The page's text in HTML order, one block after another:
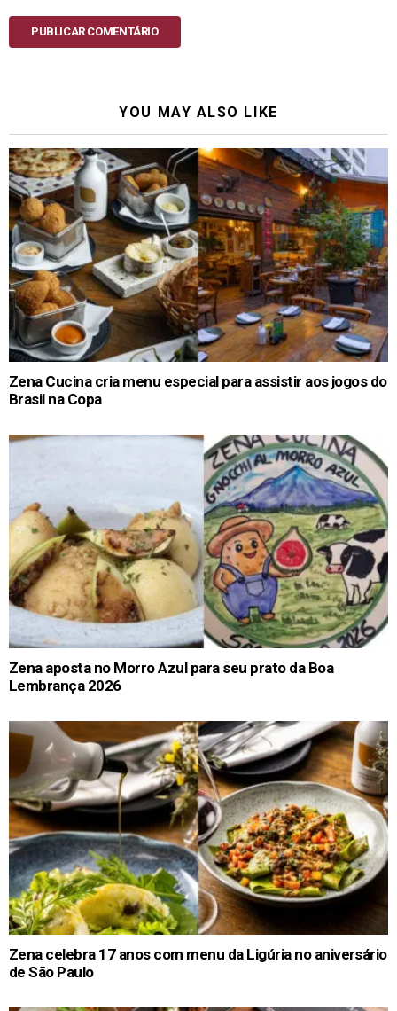
PUBLICAR COMENTÁRIO
YOU MAY ALSO LIKE
Zena Cucina cria menu especial para assistir aos jogos do
Brasil na Copa
Zena aposta no Morro Azul para seu prato da Boa
Lembrança 2026
Zena celebra 17 anos com menu da Ligúria no aniversário
de São Paulo